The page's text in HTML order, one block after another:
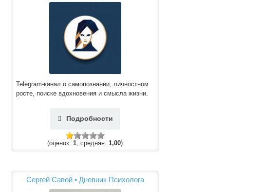
Telegram-канал о самопознании, личностном
росте, поиске вдохновения и смысла жизни.
Подробности
(оценок: 1 , средняя: 1,00)
Сергей Савой • Дневник Психолога